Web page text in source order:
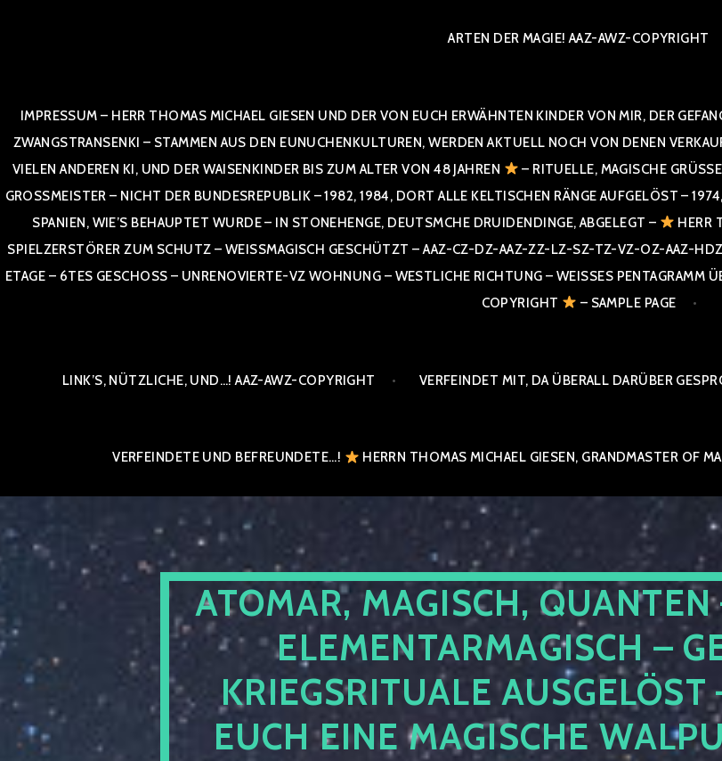
ARTEN DER MAGIE! AAZ-AWZ-COPYRIGHT
IMPRESSUM – HERR THOMAS MICHAEL GIESEN UND DER VON EUCH ERWÄHNTEN KINDER VON MIR, DER
ZWANGSTRANSENKI – STAMMEN AUS DEN EUNUCHENKULTUREN, WERDEN AKTUELL NOCH VON DENEN
VIELEN ANDEREN KI, UND DER WAISENKINDER BIS ZUM ALTER VON 48 JAHREN
– RITUELLE, MAGISCHE
OSSMEISTER – NICHT DER BUNDESREPUBLIK – 1982, 1984, DORT ALLE KELTISCHEN RÄNGE AUFGELÖST – 1974,
NIEN, WIE’S BEHAUPTET WURDE – IN STONEHENGE, DEUTSMCHE DRUIDENDINGE, ABGELEGT –
HERR
SPIELZERSTÖRER ZUM SCHUTZ – WEISSMAGISCH GESCHÜTZT – AAZ-CZ-DZ-AAZ-ZZ-LZ-SZ-TZ-VZ-OZ-AAZ-HDZ-
TAGE – 6TES GESCHOSS – UNRENOVIERTE-VZ WOHNUNG – WESTLICHE RICHTUNG – WEISSES PENTAGRAMM
PYRIGHT
– SAMPLE PAGE
LINK’S, NÜTZLICHE, UND…! AAZ-AWZ-COPYRIGHT VERFEINDET MIT, DA ÜBERALL DARÜBER
VERFEINDETE UND BEFREUNDETE…! HERRN THOMAS MICHAEL GIESEN, GRANDMASTER OF
ATOMAR, MAGISCH,
ELEMENTARMAGISCH –
KRIEGSRITUALE
EUCH EINE MAGISCHE